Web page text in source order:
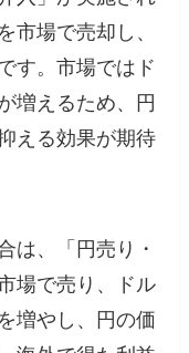
市場で売却し、
す。市場ではド
増えるため、円
える効果が期待
は、「円売り・
場で売り、ドル
増やし、円の価